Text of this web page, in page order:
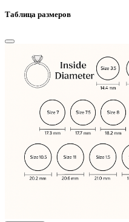
Таблица размеров